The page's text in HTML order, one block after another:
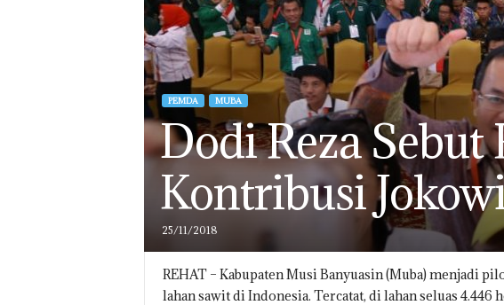
PEMDA MUBA
Dodi Reza
Kontribusi
25/11/2018
REHAT – Kabupaten Musi Banyuasin (Muba) menjadi
lahan sawit di Indonesia. Tercatat, di lahan seluas